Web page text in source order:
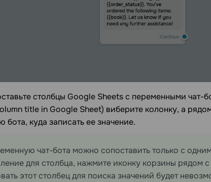
столбцы Google Sheets с переменными чат-
title in Google Sheet) виберите колонку, а
бота, куда записать ее значение.
чат-бота можно сопоставить только с
для столбца, нажмите иконку корзины рядом
этот столбец для поиска значений будет